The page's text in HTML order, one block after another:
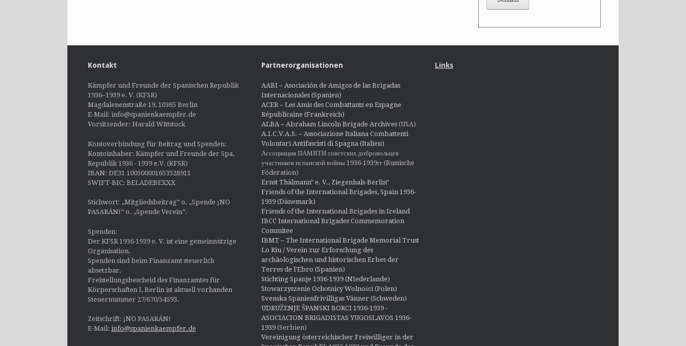
Kontakt
Kämpfer und Freunde der Spanischen Republik
1936–1939 e. V. (KFSR)
Magdalenenstraße 19, 10365 Berlin
E-Mail: info@spanienkaempfer.de
Vorsitzender: Harald Wittstock
Kontoverbindung für Beitrag und Spenden:
Kontoinhaber: Kämpfer und Freunde der Spa,
Republik 1936 - 1939 e.V. (KFSR)
IBAN: DE31 100500001653528911
SWIFT-BIC: BELADEBEXXX
Stichwort: „Mitgliedsbeitrag“ o. „Spende ¡NO
PASARÁN!“ o. „Spende Verein“.
Spenden:
Der KFSR 1936-1939 e. V. ist eine gemeinnützige
Organisation.
Spenden sind beim Finanzamt steuerlich
absetzbar.
Freistellungsbescheid des Finanzamtes für
Körperschaften I, Berlin ist aktuell vorhanden
Steuernummer 27/670/54593.
Zeitschrift: ¡NO PASARÁN!
E-Mail: info@spanienkaempfer.de
Partnerorganisationen
AABI – Asociación de Amigos de las Brigadas
Internacionales (Spanien)
ACER – Les Amis des Combattants en Espagne
Républicaine (Frankreich)
ALBA – Abraham Lincoln Brigade Archives(USA)
A.I.C.V.A.S. – Associazione Italiana Combattenti
Volontari Antifascisti di Spagna (Italien)
Ассоциация ПАМЯТИ советских добровольцев
участников испанской войны 1936-1939гг (Russische
Föderation)
Ernst Thälmann" e. V., Ziegenhals-Berlin"
Friends of the International Brigades, Spain 1936-
1939 (Dänemark)
Friends of the International Brigades in Ireland
IBCC International Brigades Commemoration
Commitee
IBMT – The International Brigade Memorial Trust
Lo Riu / Verein zur Erforschung des
archäologischen und historischen Erbes der
Terres de l'Ebro (Spanien)
Stichting Spanje 1936-1939 (NIederlande)
Stowarzyszenie Ochotnicy Wolności (Polen)
Svenska Spanienfrivilligas Vänner (Schweden)
UDRUŽENJE ŠPANSKI BORCI 1936-1939 -
ASOCIACION BRIGADISTAS YUGOSLAVOS 1936-
1939(Serbien)
Vereinigung österreichischer Freiwilliger in der
Links